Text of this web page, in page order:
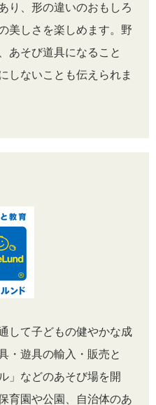
り、形の違いのおもしろ
美しさを楽しめます。野
あそび道具になること
しないことも伝えられま
して子どもの健やかな成
・遊具の輸入・販売と
」などのあそび場を開
育園や公園、自治体のあ